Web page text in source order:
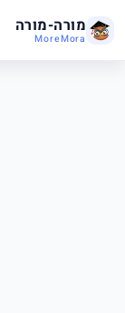
מורה-מורה
MoreMora